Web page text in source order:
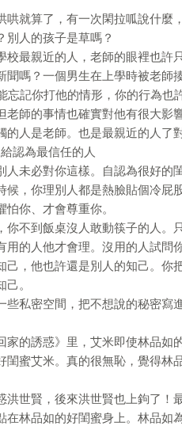
哄就算了，有一次閑拉呱說什
別人的孩子是草嗎？
最親近的人，老師的眼裡也許
聞嗎？一個男生在上學時被老師
忘記你打他的情形，你的行為
師的事情也確實對他有很大影響
的人是老師。也是最親近的人了
認為最信任的人
未必對你這樣。自認為很好的
候，你理別人都是熱臉貼個冷屁
你、才會尊重你。
你不到飯桌沒人敢動筷子的人。
用的人他才會理。沒用的人試問
己，他也許還是別人的知己。你
。
些私密空間，把不想說的秘密寫
家的誘惑》里，艾米即使林品如
閨蜜艾米。真的很無恥，覺得林
世賢，後來洪世賢也上鉤了！
在林品如的好閨蜜身上。林品如